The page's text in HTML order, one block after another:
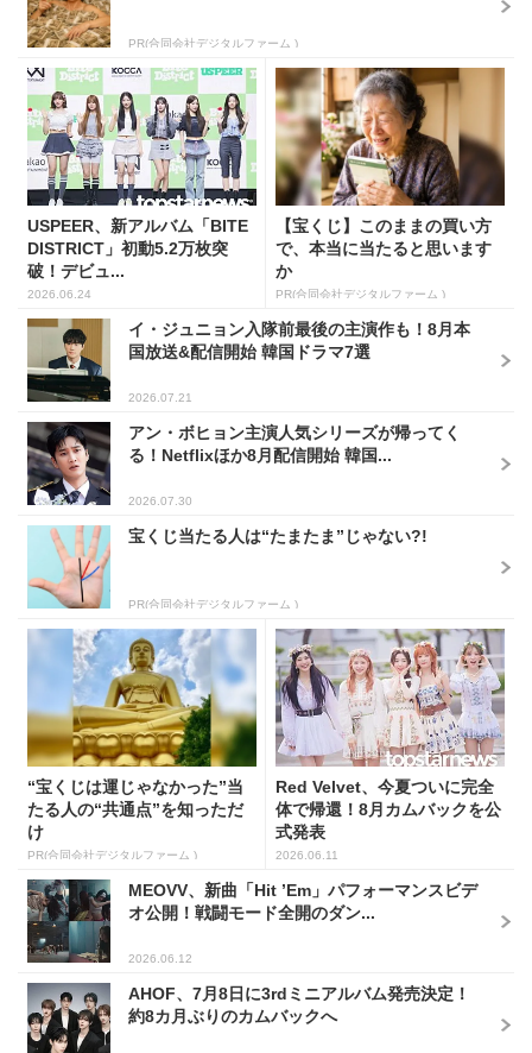
PR(合同会社デジタルファーム )
USPEER、新アルバム「BITE
DISTRICT」初動5.2万枚突
破！デビュ...
2026.06.24
【宝くじ】このままの買い方
で、本当に当たると思います
か
PR(合同会社デジタルファーム )
イ・ジュニョン入隊前最後の主演作も！8月本
国放送&配信開始 韓国ドラマ7選
2026.07.21
アン・ボヒョン主演人気シリーズが帰ってく
る！Netflixほか8月配信開始 韓国...
2026.07.30
宝くじ当たる人は“たまたま”じゃない?!
PR(合同会社デジタルファーム )
“宝くじは運じゃなかった”当
たる人の“共通点”を知っただ
け
PR(合同会社デジタルファーム )
Red Velvet、今夏ついに完全
体で帰還！8月カムバックを公
式発表
2026.06.11
MEOVV、新曲「Hit ’Em」パフォーマンスビデ
オ公開！戦闘モード全開のダン...
2026.06.12
AHOF、7月8日に3rdミニアルバム発売決定！
約8カ月ぶりのカムバックへ